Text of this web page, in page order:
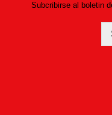
Subcribirse al boletin